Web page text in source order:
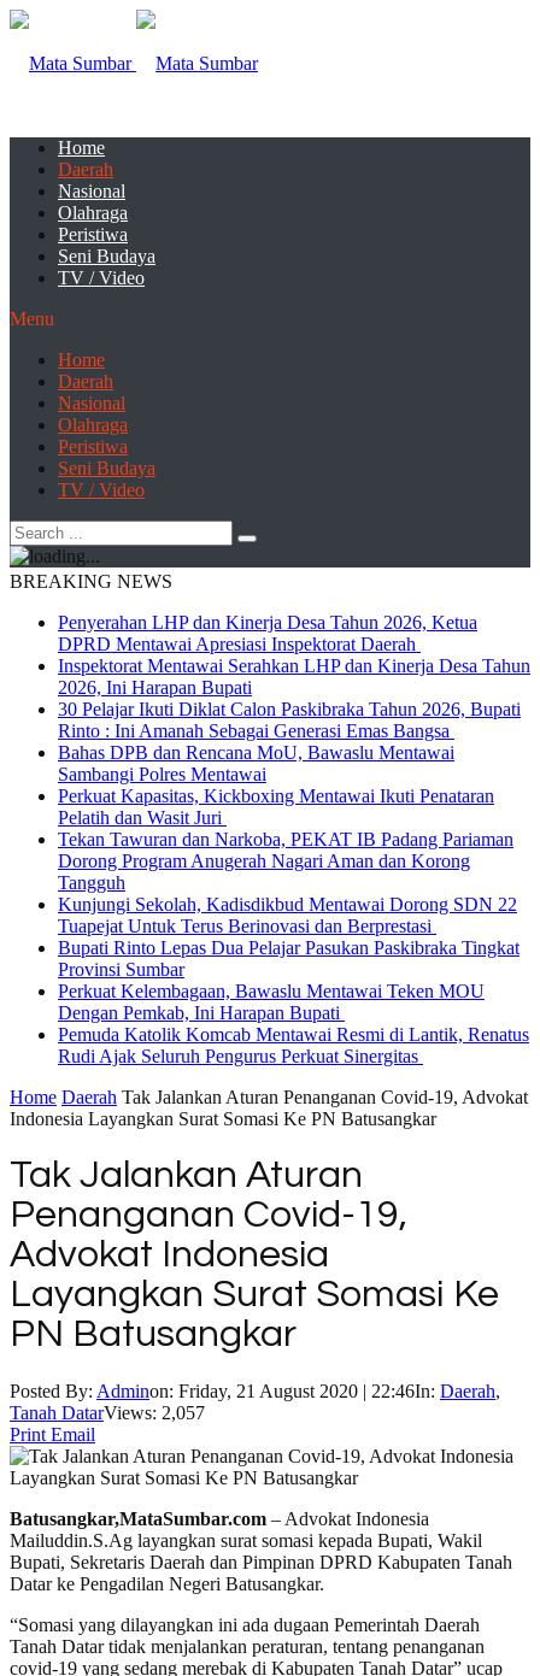
Home
Daerah
Nasional
Olahraga
Peristiwa
Seni Budaya
TV / Video
Menu
Home
Daerah
Nasional
Olahraga
Peristiwa
Seni Budaya
TV / Video
BREAKING NEWS
Penyerahan LHP dan Kinerja Desa Tahun 2026, Ketua
DPRD Mentawai Apresiasi Inspektorat Daerah
Inspektorat Mentawai Serahkan LHP dan Kinerja Desa Tahun
2026, Ini Harapan Bupati
30 Pelajar Ikuti Diklat Calon Paskibraka Tahun 2026, Bupati
Rinto : Ini Amanah Sebagai Generasi Emas Bangsa
Bahas DPB dan Rencana MoU, Bawaslu Mentawai
Sambangi Polres Mentawai
Perkuat Kapasitas, Kickboxing Mentawai Ikuti Penataran
Pelatih dan Wasit Juri
Tekan Tawuran dan Narkoba, PEKAT IB Padang Pariaman
Dorong Program Anugerah Nagari Aman dan Korong
Tangguh
Kunjungi Sekolah, Kadisdikbud Mentawai Dorong SDN 22
Tuapejat Untuk Terus Berinovasi dan Berprestasi
Bupati Rinto Lepas Dua Pelajar Pasukan Paskibraka Tingkat
Provinsi Sumbar
Perkuat Kelembagaan, Bawaslu Mentawai Teken MOU
Dengan Pemkab, Ini Harapan Bupati
Pemuda Katolik Komcab Mentawai Resmi di Lantik, Renatus
Rudi Ajak Seluruh Pengurus Perkuat Sinergitas
Home Daerah Tak Jalankan Aturan Penanganan Covid-19, Advokat
Indonesia Layangkan Surat Somasi Ke PN Batusangkar
Tak Jalankan Aturan
Penanganan Covid-19,
Advokat Indonesia
Layangkan Surat Somasi Ke
PN Batusangkar
Posted By: Adminon: Friday, 21 August 2020 | 22:46In: Daerah,
Tanah DatarViews: 2,057
Print Email
Batusangkar,MataSumbar.com – Advokat Indonesia
Mailuddin.S.Ag layangkan surat somasi kepada Bupati, Wakil
Bupati, Sekretaris Daerah dan Pimpinan DPRD Kabupaten Tanah
Datar ke Pengadilan Negeri Batusangkar.
“Somasi yang dilayangkan ini ada dugaan Pemerintah Daerah
Tanah Datar tidak menjalankan peraturan, tentang penanganan
covid-19 yang sedang merebak di Kabupaten Tanah Datar” ucap